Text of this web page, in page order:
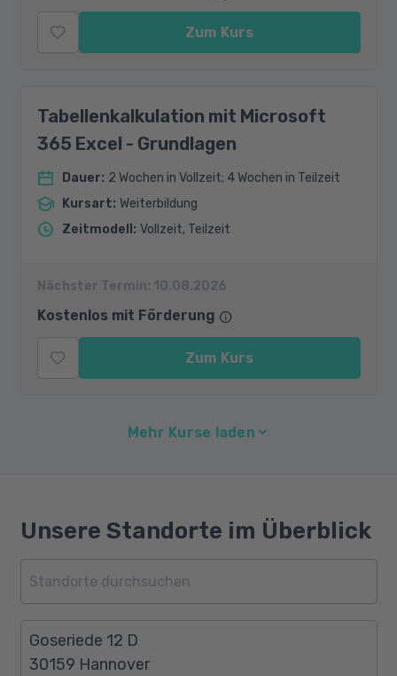
Zum Kurs
Tabellenkalkulation mit Microsoft
365 Excel - Grundlagen
Dauer: 2 Wochen in Vollzeit; 4 Wochen in Teilzeit
Kursart: Weiterbildung
Zeitmodell: Vollzeit, Teilzeit
Nächster Termin: 10.08.2026
Kostenlos mit Förderung
Zum Kurs
Mehr Kurse laden
Unsere Standorte im Überblick
Goseriede 12 D
30159 Hannover